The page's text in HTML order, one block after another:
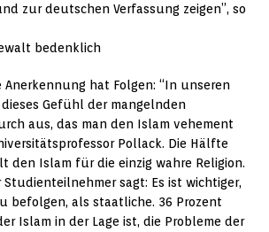
zur deutschen Verfassung zeigen”, so
bedenklich
hat Folgen: “In unseren
Gefühl der mangelnden
aus, das man den Islam vehement
Pollack. Die Hälfte
den Islam für die einzig wahre Religion.
sagt: Es ist wichtiger,
befolgen, als staatliche. 36 Prozent
Islam in der Lage ist, die Probleme der